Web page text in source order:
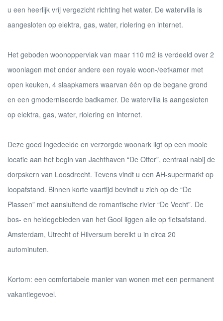
u een heerlijk vrij vergezicht richting het water. De watervilla is
aangesloten op elektra, gas, water, riolering en internet.
Het geboden woonoppervlak van maar 110 m2 is verdeeld over 2
woonlagen met onder andere een royale woon-/eetkamer met
open keuken, 4 slaapkamers waarvan één op de begane grond
en een gmoderniseerde badkamer. De watervilla is aangesloten
op elektra, gas, water, riolering en internet.
Deze goed ingedeelde en verzorgde woonark ligt op een mooie
locatie aan het begin van Jachthaven “De Otter”, centraal nabij de
dorpskern van Loosdrecht. Tevens vindt u een AH-supermarkt op
loopafstand. Binnen korte vaartijd bevindt u zich op de “De
Plassen” met aansluitend de romantische rivier “De Vecht”. De
bos- en heidegebieden van het Gooi liggen alle op fietsafstand.
Amsterdam, Utrecht of Hilversum bereikt u in circa 20
autominuten.
Kortom: een comfortabele manier van wonen met een permanent
vakantiegevoel.